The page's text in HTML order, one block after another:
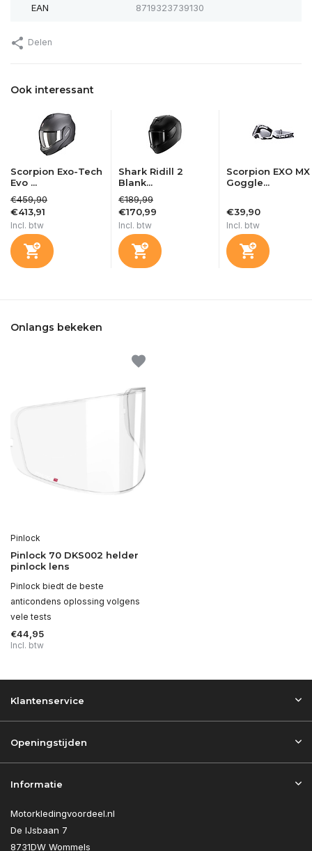
EAN 8719323739130
Delen
Ook interessant
Scorpion Exo-Tech
Evo ...
€459,90
€413,91
Incl. btw
Shark Ridill 2
Blank...
€189,99
€170,99
Incl. btw
Scorpion EXO MX
Goggle...
€39,90
Incl. btw
Onlangs bekeken
Pinlock
Pinlock 70 DKS002 helder
pinlock lens
Pinlock biedt de beste
anticondens oplossing volgens
vele tests
€44,95
Incl. btw
Klantenservice
Openingstijden
Informatie
Motorkledingvoordeel.nl
De IJsbaan 7
8731DW Wommels